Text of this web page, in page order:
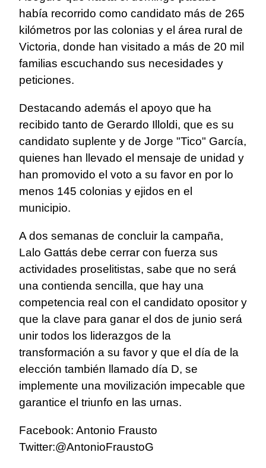
había recorrido como candidato más de 265
kilómetros por las colonias y el área rural de
Victoria, donde han visitado a más de 20 mil
familias escuchando sus necesidades y
peticiones.
Destacando además el apoyo que ha
recibido tanto de Gerardo Illoldi, que es su
candidato suplente y de Jorge "Tico" García,
quienes han llevado el mensaje de unidad y
han promovido el voto a su favor en por lo
menos 145 colonias y ejidos en el
municipio.
A dos semanas de concluir la campaña,
Lalo Gattás debe cerrar con fuerza sus
actividades proselitistas, sabe que no será
una contienda sencilla, que hay una
competencia real con el candidato opositor y
que la clave para ganar el dos de junio será
unir todos los liderazgos de la
transformación a su favor y que el día de la
elección también llamado día D, se
implemente una movilización impecable que
garantice el triunfo en las urnas.
Facebook: Antonio Frausto
Twitter:@AntonioFraustoG